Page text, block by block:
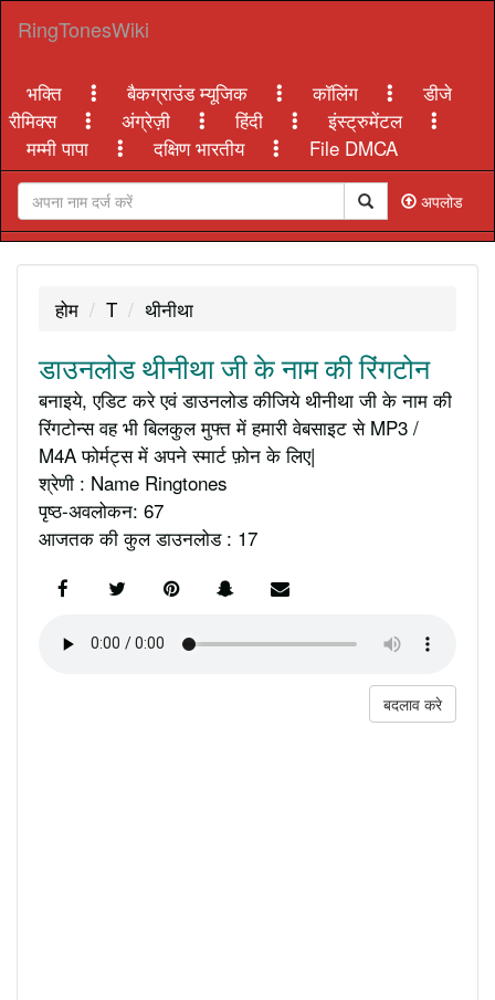
RingTonesWiki
भक्ति बैकग्राउंड म्यूजिक कॉलिंग
डीजे
रीमिक्स
अंग्रेज़ी हिंदी
इंस्ट्रुमेंटल
मम्मी पापा
दक्षिण भारतीय File DMCA
अपलोड
होम T थीनीथा
डाउनलोड थीनीथा जी के नाम की रिंगटोन
बनाइये, एडिट करे एवं डाउनलोड कीजिये थीनीथा जी के नाम की
रिंगटोन्स वह भी बिलकुल मुफ्त में हमारी वेबसाइट से MP3 /
M4A फोर्मट्स में अपने स्मार्ट फ़ोन के लिए|
श्रेणी : Name Ringtones
पृष्ठ-अवलोकन: 67
आजतक की कुल डाउनलोड : 17
बदलाव करे